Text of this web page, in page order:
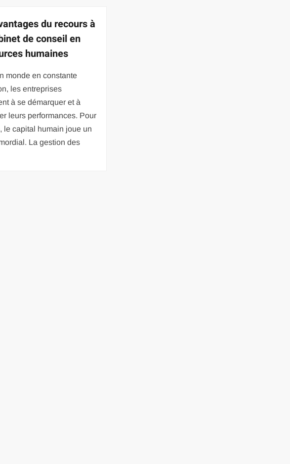
du recours à
de conseil en
humaines
monde en constante
les entreprises
à se démarquer et à
leurs performances. Pour
le capital humain joue un
La gestion des